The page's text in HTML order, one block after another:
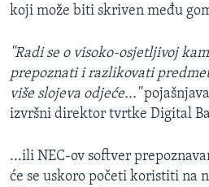
koji može biti skriven među
''Radi se o visoko-osjetljivoj
prepoznati i razlikovati
više slojeva odjeće...''
izvršni direktor tvrtke Digital
...ili NEC-ov softver
će se uskoro početi koristiti na